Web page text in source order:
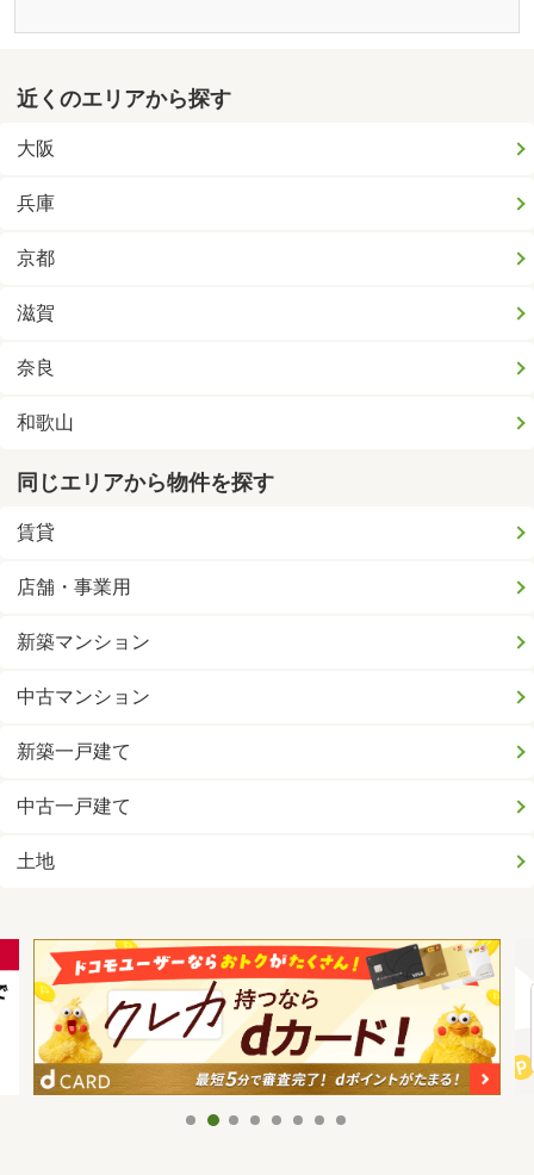
近くのエリアから探す
大阪
兵庫
京都
滋賀
奈良
和歌山
同じエリアから物件を探す
賃貸
店舗・事業用
新築マンション
中古マンション
新築一戸建て
中古一戸建て
土地